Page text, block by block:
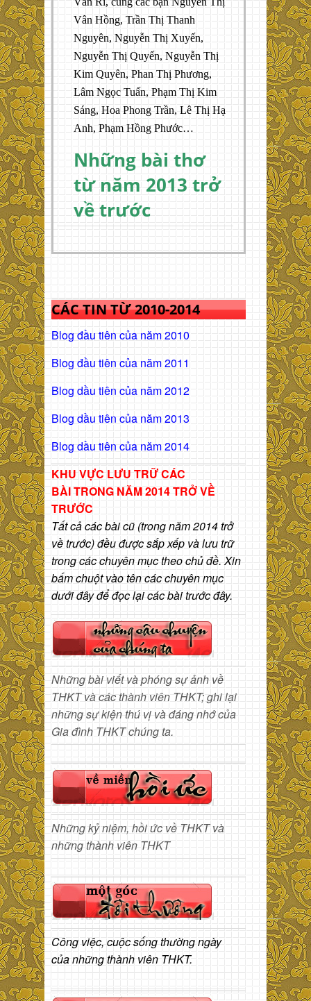
Vân Hồng, Trần Thị Thanh
Nguyên, Nguyễn Thị Xuyến,
Nguyễn Thị Quyến, Nguyễn Thị
Kim Quyên, Phan Thị Phương,
Lâm Ngọc Tuấn, Phạm Thị Kim
Sáng, Hoa Phong Trần, Lê Thị Hạ
Anh, Phạm Hồng Phước…
Những bài thơ
từ năm 2013 trở
về trước
CÁC TIN TỪ 2010-2014
Blog đầu tiên của năm 2010
Blog đầu tiên của năm 2011
Blog dầu tiên của năm 2012
Blog dầu tiên của năm 2013
Blog dầu tiên của năm 2014
KHU VỰC LƯU TRỮ CÁC
BÀITRONG NĂM 2014 TRỞ VỀ
TRƯỚC
Tất cả các bài cũ (trong năm 2014 trở
về trước) đều được sắp xếp và lưu trữ
trong các chuyên mục theo chủ đề. Xin
bấm chuột vào tên các chuyên mục
dưới đây để đọc lại các bài trước đây.
Những bài viết và phóng sự ảnh về
THKT và các thành viên THKT; ghi lại
những sự kiện thú vị và đáng nhớ của
Gia đình THKT chúng ta.
Những kỷ niệm, hồi ức về THKT và
những thành viên THKT
Công việc, cuộc sống thường ngày
của những thành viên THKT.